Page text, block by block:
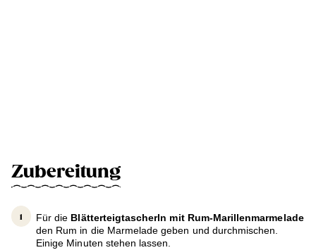
Zubereitung
Für die Blätterteigtascherln mit Rum-Marillenmarmelade
den Rum in die Marmelade geben und durchmischen.
Einige Minuten stehen lassen.